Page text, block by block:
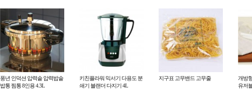
풍년 인덕션 압력솥 압력밥솥
밥통 찜통 8인용 4.3L
키친플라워 믹서기 다용도 분
쇄기 블랜더 다지기 4L
지구표 고무밴드 고무줄
개방
유저